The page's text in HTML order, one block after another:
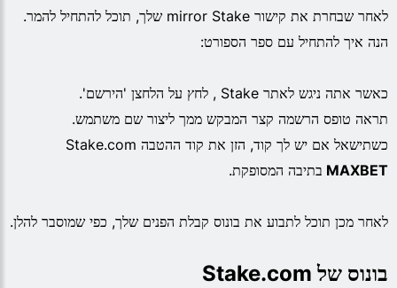
לאחר שבחרת את קישור mirror Stake שלך, תוכל להתחיל להמר.
הנה איך להתחיל עם ספר הספורט:
כאשר אתה ניגש לאתר Stake , לחץ על הלחצן 'הירשם'.
תראה טופס הרשמה קצר המבקש ממך ליצור שם משתמש.
כשתישאל אם יש לך קוד, הזן את קוד ההטבה Stake.com
MAXBET בתיבה המסופקת.
לאחר מכן תוכל לתבוע את בונוס קבלת הפנים שלך, כפי שמוסבר להלן.
בונוס של Stake.com